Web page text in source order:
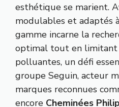
esthétique se marient.
modulables et adaptés
gamme incarne la
optimal tout en limitant
polluantes, un défi
groupe Seguin, acteur
marques reconnues
encore Cheminées